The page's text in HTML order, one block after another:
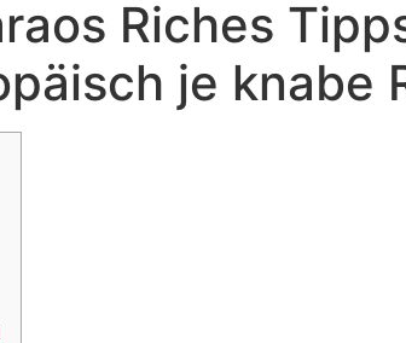
Riches
je knabe